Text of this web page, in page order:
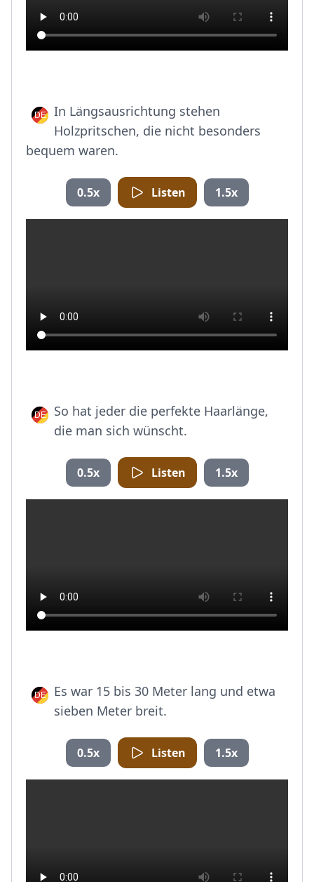
In Längsausrichtung stehen
Holzpritschen, die nicht besonders
bequem waren.
0.5x Listen 1.5x
So hat jeder die perfekte Haarlänge,
die man sich wünscht.
0.5x Listen 1.5x
Es war 15 bis 30 Meter lang und etwa
sieben Meter breit.
0.5x Listen 1.5x